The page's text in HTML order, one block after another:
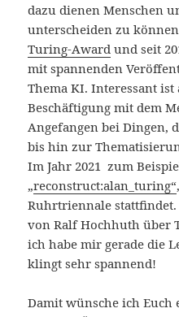
dazu dienen Menschen
unterscheiden zu
Turing-Award und seit
mit spannenden
Thema KI. Interessant ist
Beschäftigung mit dem
Angefangen bei Dingen,
bis hin zur
Im Jahr 2021 zum
„reconstruct:alan_turing“
Ruhrtriennale stattfindet.
von Ralf Hochhuth über
ich habe mir gerade die
klingt sehr spannend!
Damit wünsche ich